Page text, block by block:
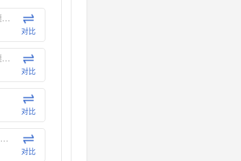
(德州仪器-TI)
对比
(德州仪器-TI)
对比
对比
(德州仪器-TI)
对比